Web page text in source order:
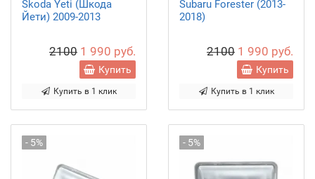
Skoda Yeti (Шкода
Йети) 2009-2013
2100 1 990 руб.
Купить
Купить в 1 клик
Subaru Forester (2013-
2018)
2100 1 990 руб.
Купить
Купить в 1 клик
- 5% - 5%